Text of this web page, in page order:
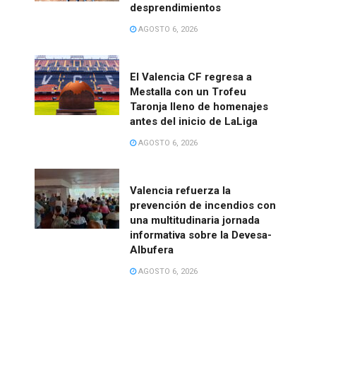
desprendimientos
AGOSTO 6, 2026
El Valencia CF regresa a
Mestalla con un Trofeu
Taronja lleno de homenajes
antes del inicio de LaLiga
AGOSTO 6, 2026
Valencia refuerza la
prevención de incendios con
una multitudinaria jornada
informativa sobre la Devesa-
Albufera
AGOSTO 6, 2026